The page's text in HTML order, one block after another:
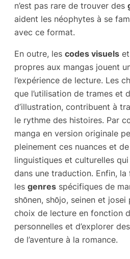
n’est pas rare de trouver des
aident les néophytes à se
avec ce format.
En outre, les codes visuels
propres aux mangas jouent
l’expérience de lecture. Les
que l’utilisation de trames et
d’illustration, contribuent à
le rythme des histoires. Par
manga en version originale
pleinement ces nuances et
linguistiques et culturelles
dans une traduction. Enfin,
les genres spécifiques de
shōnen, shōjo, seinen et josei
choix de lecture en fonction
personnelles et d’explorer
de l’aventure à la romance.